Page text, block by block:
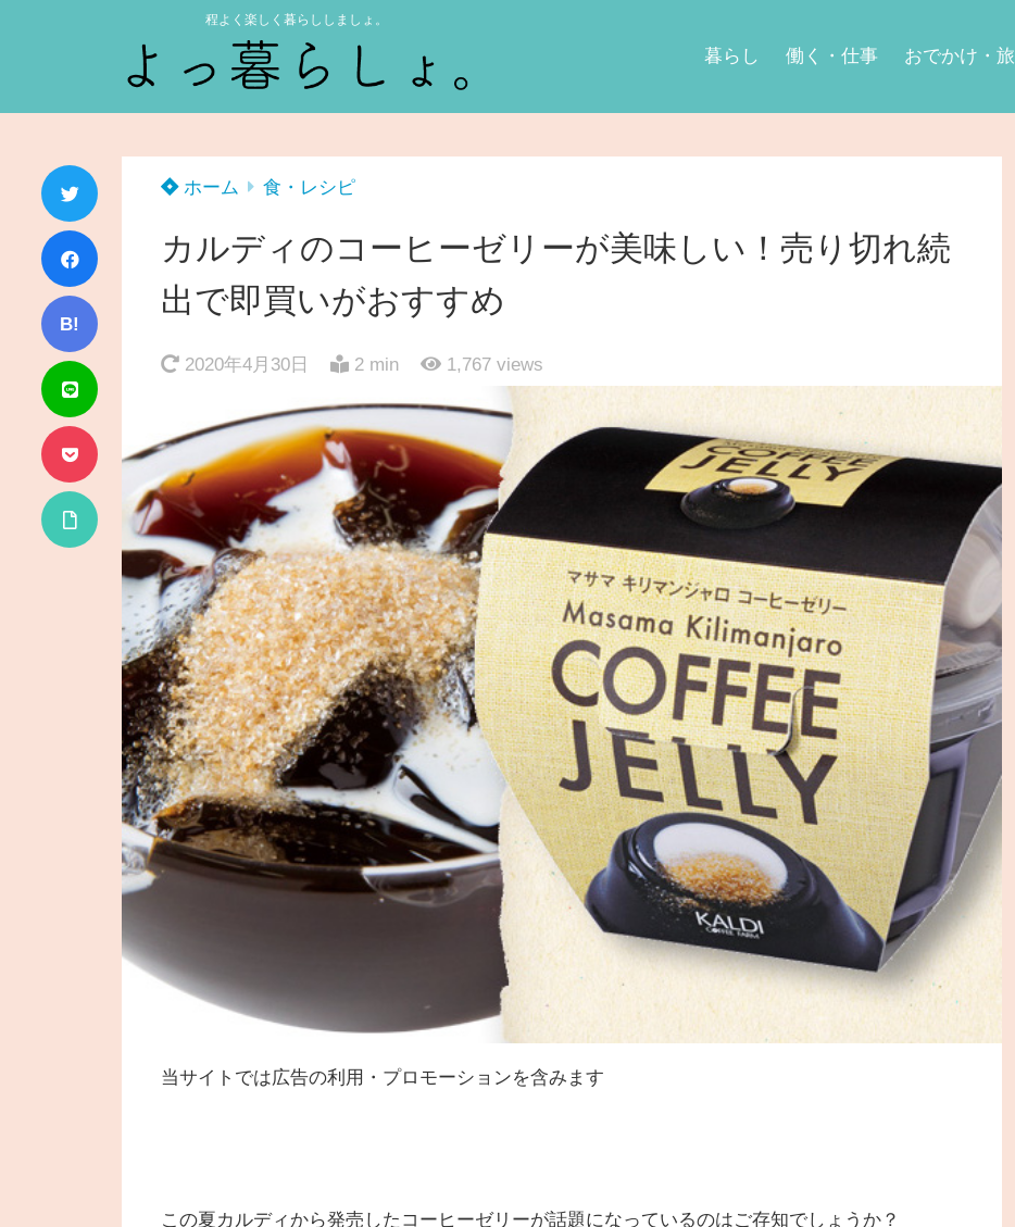
程よく楽しく暮らししましょ。
暮らし 働く・仕事 おでかけ・旅
B!
ホーム 食・レシピ
カルディのコーヒーゼリーが美味しい！売り切れ続
出で即買いがおすすめ
2020年4月30日 2 min 1,767 views
当サイトでは広告の利用・プロモーションを含みます
この夏カルディから発売したコーヒーゼリーが話題になっているのはご存知でしょうか？